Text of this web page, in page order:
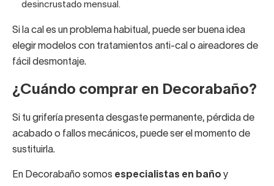
desincrustado mensual.
Si la cal es un problema habitual, puede ser buena idea
elegir modelos con tratamientos anti-cal o aireadores de
fácil desmontaje.
¿Cuándo comprar en Decorabaño?
Si tu grifería presenta desgaste permanente, pérdida de
acabado o fallos mecánicos, puede ser el momento de
sustituirla.
En Decorabaño somos especialistas en baño y